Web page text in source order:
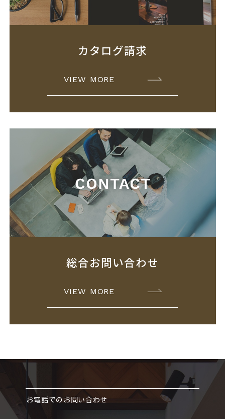
カタログ請求
VIEW MORE
総合お問い合わせ
VIEW MORE
お電話でのお問い合わせ